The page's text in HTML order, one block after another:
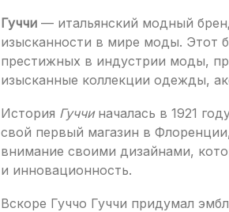
Гуччи — итальянский модный
изысканности в мире моды. Этот
престижных в индустрии моды,
изысканные коллекции одежды,
История Гуччиначалась в 1921
свой первый магазин в
внимание своими дизайнами,
и инновационность.
Вскоре Гуччо Гуччи придумал